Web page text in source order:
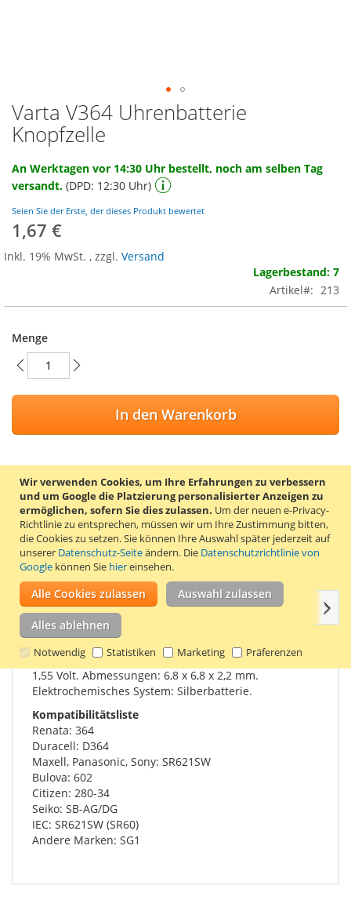
Wir verwenden Cookies, um Ihre Erfahrungen zu verbessern
und um Google die Platzierung personalisierter Anzeigen zu
ermöglichen, sofern Sie dies zulassen. Um der neuen e-Privacy-
Richtlinie zu entsprechen, müssen wir um Ihre Zustimmung bitten,
die Cookies zu setzen.Sie können Ihre Auswahl später jederzeit auf
unserer Datenschutz-Seiteändern. Die Datenschutzrichtlinie von
Google können Sie hiereinsehen.
Alle Cookies zulassen Auswahl zulassen
Alles ablehnen
Notwendig Statistiken Marketing Präferenzen
Zum
Anfang
der
springen
Varta V364 Uhrenbatterie
Knopfzelle
An Werktagen vor 14:30 Uhr bestellt, noch am selben Tag
versandt. (DPD: 12:30 Uhr)
Seien Sie der Erste, der dieses Produkt bewertet
1,67 €
Inkl. 19% MwSt. , zzgl. Versand
Lagerbestand: 7
Artikel
213
Menge
In den Warenkorb
ZUR WUNSCHLISTE HINZUFÜGEN
ZUR VERGLEICHSLISTE HINZUFÜGEN
Die Uhrenbatterie V364 ist auch als Typ 364, D364, SR621SW,
SR60, 602, 280-34 und SB-AG/DG bekannt.
Einzelheiten Produkteigenschaften Bewertungen
Die Knopfzelle V364 von Varta hat eine Spannung von
1,55 Volt. Abmessungen: 6,8 x 6,8 x 2,2 mm.
Elektrochemisches System: Silberbatterie.
Kompatibilitätsliste
Renata: 364
Duracell: D364
Maxell, Panasonic, Sony: SR621SW
Bulova: 602
Citizen: 280-34
Seiko: SB-AG/DG
IEC: SR621SW (SR60)
Andere Marken: SG1